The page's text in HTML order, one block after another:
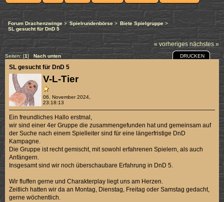
Forum Drachenzwinge > Spielrundenbörse> Biete Spielgruppe>
SL gesucht für DnD 5
« vorheriges nächstes »
Seiten: [1] Nach unten DRUCKEN
V-L-Tier
06. November 2024,
23:18:13
SL gesucht für DnD 5
Ein freundliches Hallo erstmal,
wir sind einer 4er Gruppe die zusammengefunden hat und gemeinsam auf
der Suche nach einem Spielleiter sind für eine längerfristige DnD
Kampagne.
Die Gruppe ist recht gemischt, mit sowohl erfahrenen Spielern, als auch
Anfängern.
Insgesamt sind wir noch überschaubare Erfahrung in DnD 5.
Wir fluffen gerne und Charakterplay liegt uns am Herzen.
Zeitlich hatten wir da an Montag, Dienstag, Freitag oder Samstag gedacht,
gerne wöchentlich.